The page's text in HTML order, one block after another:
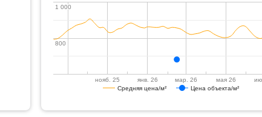
Средняя цена/м² Цена объекта/м²
нояб. 25 янв. 26 мар. 26 мая 26
800
800
1 000
1 000